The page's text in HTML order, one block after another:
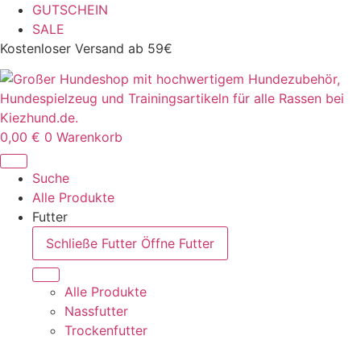
GUTSCHEIN
SALE
Kostenloser Versand ab 59€
0,00 € 0 Warenkorb
Suche
Alle Produkte
Futter
Schließe Futter Öffne Futter
Alle Produkte
Nassfutter
Trockenfutter